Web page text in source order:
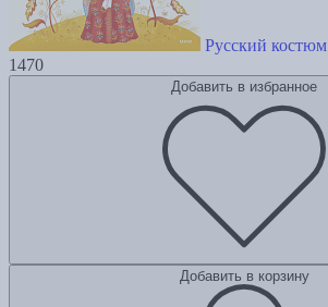
Русский костюм
1470
Добавить в избранное
Добавить в корзину